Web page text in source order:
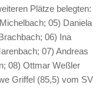
Plätze belegten:
05) Daniela
06) Ina
07) Andreas
08) Ottmar Weßler
Griffel (85,5) vom SV